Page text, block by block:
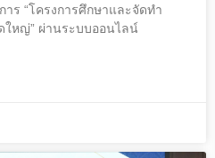
ร “โครงการศึกษาและจัดทำ
หญ่” ผ่านระบบออนไลน์